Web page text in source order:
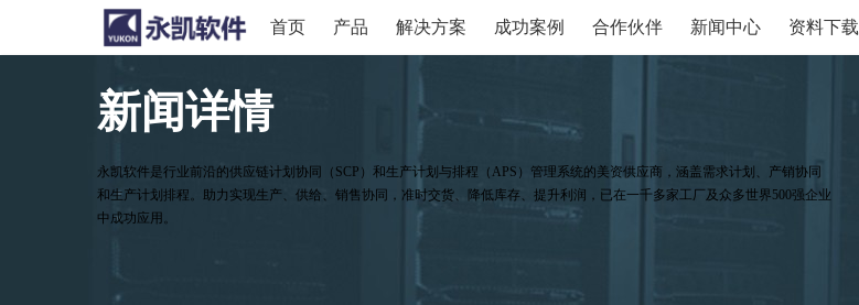
首页 产品 解决方案 成功案例 合作伙伴 新闻中心 资料下载
新闻详情
永凯软件是行业前沿的供应链计划协同（SCP）和生产计划与排程（APS）管理系统的美资供应商，涵盖需求计划、产销协同
和生产计划排程。助力实现生产、供给、销售协同，准时交货、降低库存、提升利润，已在一千多家工厂及众多世界500强企业
中成功应用。